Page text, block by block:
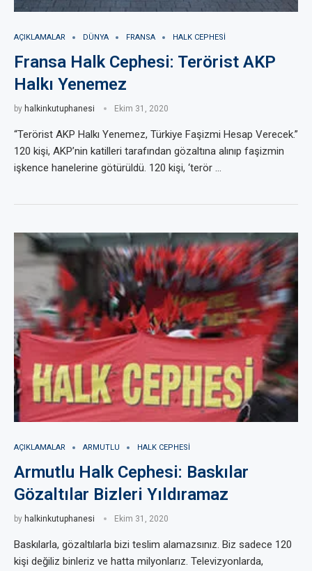
AÇIKLAMALAR DÜNYA FRANSA HALK CEPHESI
Fransa Halk Cephesi: Terörist AKP
Halkı Yenemez
by halkinkutuphanesi Ekim 31, 2020
“Terörist AKP Halkı Yenemez, Türkiye Faşizmi Hesap Verecek.”
120 kişi, AKP’nin katilleri tarafından gözaltına alınıp faşizmin
işkence hanelerine götürüldü. 120 kişi, ‘terör …
AÇIKLAMALAR ARMUTLU HALK CEPHESI
Armutlu Halk Cephesi: Baskılar
Gözaltılar Bizleri Yıldıramaz
by halkinkutuphanesi Ekim 31, 2020
Baskılarla, gözaltılarla bizi teslim alamazsınız. Biz sadece 120
kişi değiliz binleriz ve hatta milyonlarız. Televizyonlarda,